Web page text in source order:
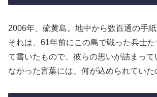
2006年、硫黄島。地中から数百通の手紙
それは、61年前にこの島で戦った兵士
て書いたもので、彼らの思いが詰まっ
なかった言葉には、何が込められていた